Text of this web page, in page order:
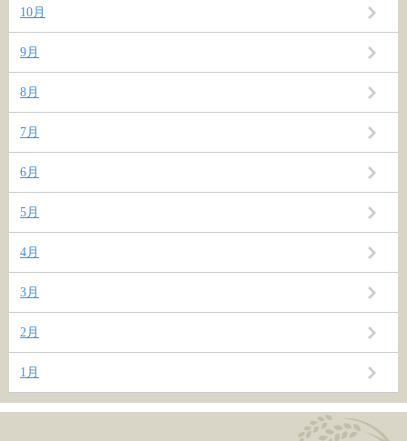
10月
9月
8月
7月
6月
5月
4月
3月
2月
1月